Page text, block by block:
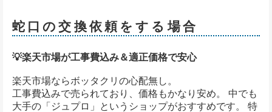
蛇口の交換依頼をする場合
💡楽天市場が工事費込み＆適正価格で安心
楽天市場ならボッタクリの心配無し。
工事費込みで売られており、価格もかなり安め。 中でも
大手の「ジュプロ」というショップがおすすめです。 特